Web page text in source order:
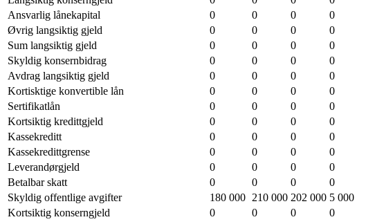
Ansvarlig lånekapital
0 0 0 0
Øvrig langsiktig gjeld
0 0 0 0
Sum langsiktig gjeld
0 0 0 0
Skyldig konsernbidrag
0 0 0 0
Avdrag langsiktig gjeld
0 0 0 0
Kortisktige konvertible lån
0 0 0 0
Sertifikatlån
0 0 0 0
Kortsiktig kredittgjeld
0 0 0 0
Kassekreditt
0 0 0 0
Kassekredittgrense
0 0 0 0
Leverandørgjeld
0 0 0 0
Betalbar skatt
0 0 0 0
Skyldig offentlige avgifter
180 000 210 000 202 000 5 000
Kortsiktig konserngjeld
0 0 0 0